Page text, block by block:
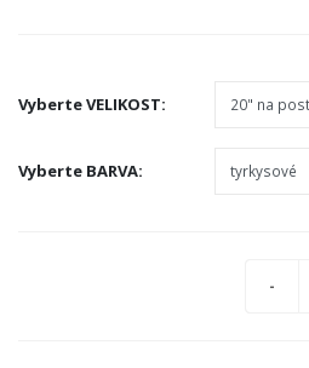
VyberteVELIKOST:
Vyberte BARVA: